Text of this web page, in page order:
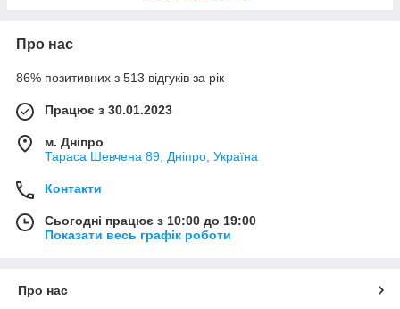
Про нас
86% позитивних з 513 відгуків за рік
Працює з 30.01.2023
м. Дніпро
Тараса Шевчена 89, Дніпро, Україна
Контакти
Сьогодні працює з 10:00 до 19:00
Показати весь графік роботи
Про нас